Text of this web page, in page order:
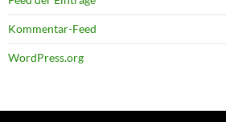
Kommentar-Feed
WordPress.org